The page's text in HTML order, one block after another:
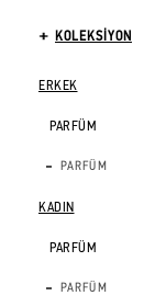
KOLEKSİYON
ERKEK
PARFÜM
PARFÜM
KADIN
PARFÜM
PARFÜM